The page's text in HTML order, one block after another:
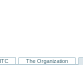
The Organization